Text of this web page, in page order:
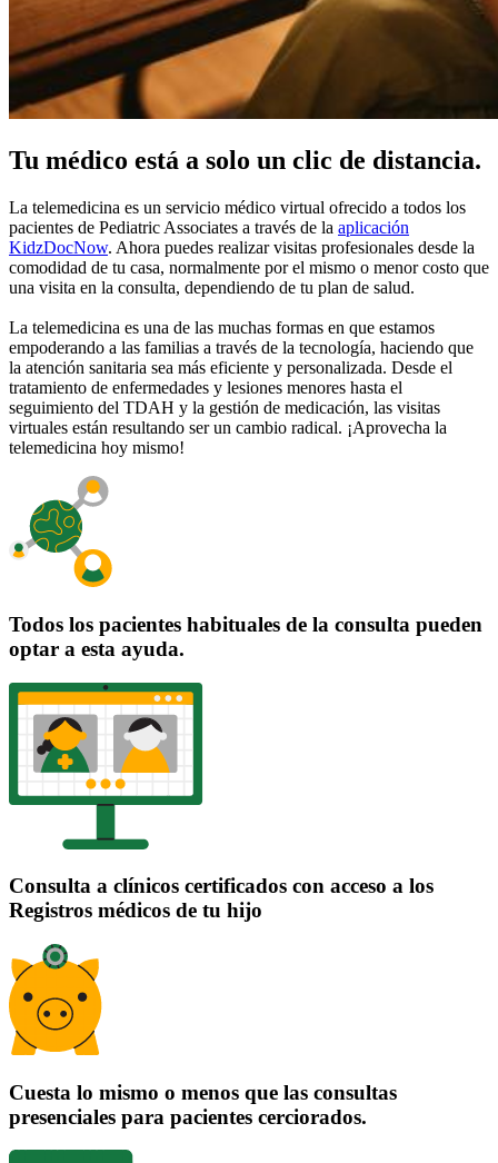
Tu médico está a solo un clic de distancia.
La telemedicina es un servicio médico virtual ofrecido a todos los
pacientes de Pediatric Associates a través de la aplicación
KidzDocNow. Ahora puedes realizar visitas profesionales desde la
comodidad de tu casa, normalmente por el mismo o menor costo que
una visita en la consulta, dependiendo de tu plan de salud.
La telemedicina es una de las muchas formas en que estamos
empoderando a las familias a través de la tecnología, haciendo que
la atención sanitaria sea más eficiente y personalizada. Desde el
tratamiento de enfermedades y lesiones menores hasta el
seguimiento del TDAH y la gestión de medicación, las visitas
virtuales están resultando ser un cambio radical. ¡Aprovecha la
telemedicina hoy mismo!
Todos los pacientes habituales de la consulta pueden
optar a esta ayuda.
Consulta a clínicos certificados con acceso a los
Registros médicos de tu hijo
Cuesta lo mismo o menos que las consultas
presenciales para pacientes cerciorados.